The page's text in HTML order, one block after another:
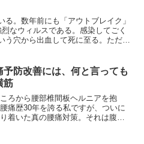
。数年前にも「アウトブレイク」
なウィルスである。感染してごく
穴から出血して死に至る。ただ、
予防改善には、何と言っても
筋
ろから腰部椎間板ヘルニアを抱
痛歴30年を誇る私ですが、ついに
着いた真の腰痛対策。それは腹横